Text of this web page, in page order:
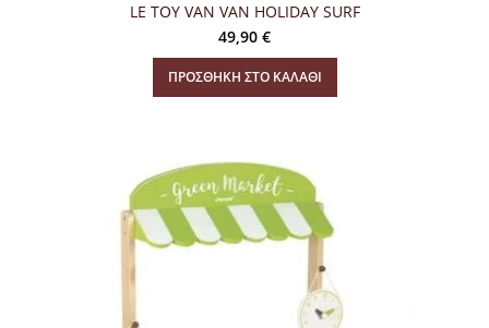
LE TOY VAN VAN HOLIDAY SURF
49,90 €
ΠΡΟΣΘΉΚΗ ΣΤΟ ΚΑΛΆΘΙ